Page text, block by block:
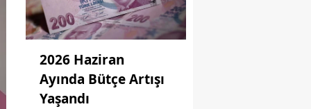
2026 Haziran
Ayında Bütçe Artışı
Yaşandı